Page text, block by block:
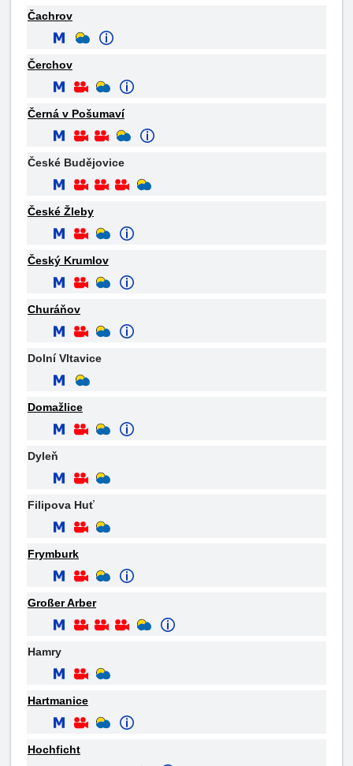
Čachrov
Čerchov
Černá v Pošumaví
České Budějovice
České Žleby
Český Krumlov
Churáňov
Dolní Vltavice
Domažlice
Dyleň
Filipova Huť
Frymburk
Großer Arber
Hamry
Hartmanice
Hochficht